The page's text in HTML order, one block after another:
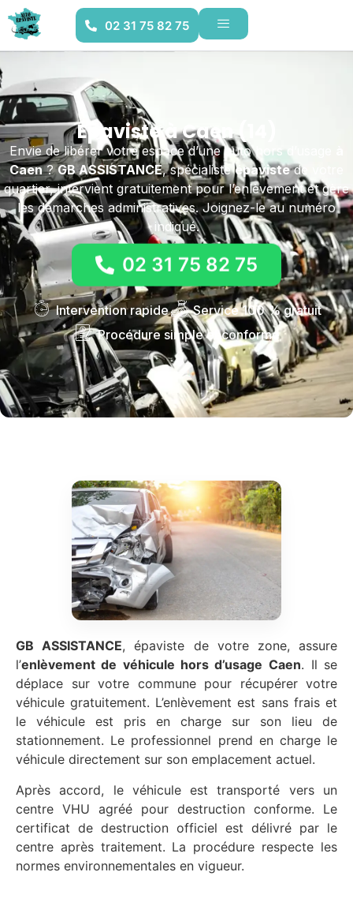
02 31 75 82 75
Épaviste à Caen (14)
Envie de libérer votre espace d’une auto hors d’usage
Caen?GB ASSISTANCE, spécialisteépavistede votre
quartier, intervient gratuitement pour l’enlèvement et gère
les démarches administratives. Joignez-le au numéro
indiqué.
02 31 75 82 75
Intervention rapide
Service 100 % gratuit
Procédure simple et conforme
GB ASSISTANCE, épaviste de votre zone, assure
l’enlèvement de véhicule hors d’usage Caen. Il se
déplace sur votre commune pour récupérer votre
véhicule gratuitement. L’enlèvement est sans frais et
le véhicule est pris en charge sur son lieu de
stationnement. Le professionnel prend en charge le
véhicule directement sur son emplacement actuel.
Après accord, le véhicule est transporté vers un
centre VHU agréé pour destruction conforme. Le
certificat de destruction officiel est délivré par le
centre après traitement. La procédure respecte les
normes environnementales en vigueur.